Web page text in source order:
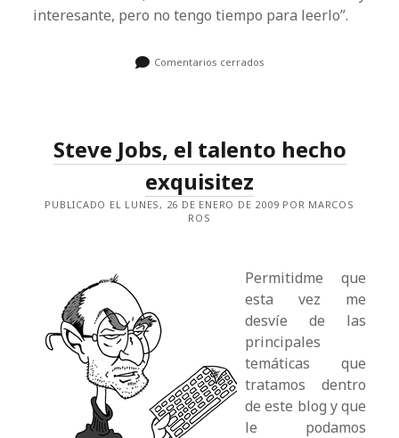
interesante, pero no tengo tiempo para leerlo”.
Comentarios cerrados
Steve Jobs, el talento hecho
exquisitez
PUBLICADO EL LUNES, 26 DE ENERO DE 2009 POR MARCOS
ROS
Permitidme que
esta vez me
desvíe de las
principales
temáticas que
tratamos dentro
de este blog y que
le podamos